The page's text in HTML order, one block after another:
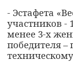
- Эстафета
участников -
менее 3-х
победителя